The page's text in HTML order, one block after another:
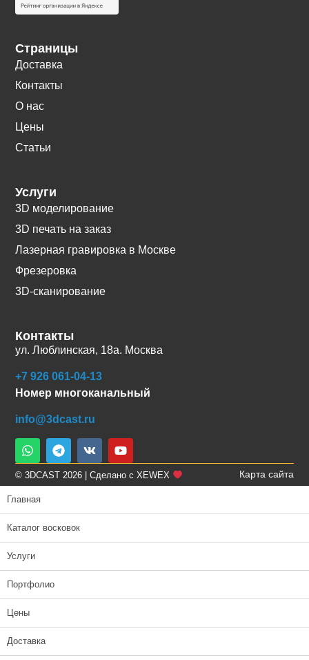
Страницы
Доставка
Контакты
О нас
Цены
Статьи
Услуги
3D моделирование
3D печать на заказ
Лазерная гравировка в Москве
Фрезеровка
3D-сканирование
Контакты
ул. Люблинская, 18а. Москва
+7 926 061-04-13
Номер многоканальный
info@3dcast.ru
© 3DCAST 2026 | Сделано с XEWEX Карта сайта
Главная
Каталог восковок
Услуги
Портфолио
Цены
Доставка